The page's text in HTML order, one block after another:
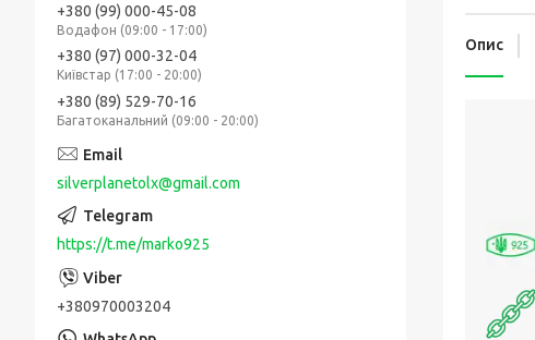
Опис
+380 (99) 000-45-08
Водафон (09:00 - 17:00)
+380 (97) 000-32-04
Київстар (17:00 - 20:00)
+380 (89) 529-70-16
Багатоканальний (09:00 - 20:00)
silverplanetolx@gmail.com
https://t.me/marko925
+380970003204